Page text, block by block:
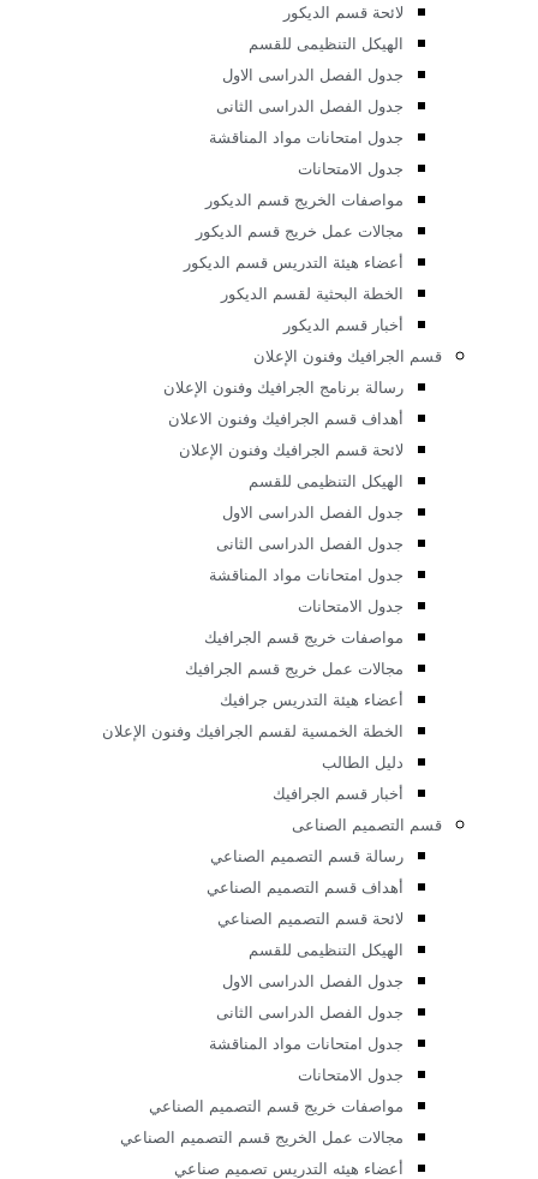
جدول امتحانات مواد المناقشة
جدول الامتحانات
أخبار الفرقة الاعدادى
الديكور والعمارة الداخلية
رسالة قسم الديكور
اهداف قسم الديكور
لائحة قسم الديكور
الهيكل التنظيمى للقسم
جدول الفصل الدراسى الاول
جدول الفصل الدراسى الثانى
جدول امتحانات مواد المناقشة
جدول الامتحانات
مواصفات الخريج قسم الديكور
مجالات عمل خريج قسم الديكور
أعضاء هيئة التدريس قسم الديكور
الخطة البحثية لقسم الديكور
أخبار قسم الديكور
الجرافيك وفنون الإعلان
رسالة برنامج الجرافيك وفنون الإعلان
أهداف قسم الجرافيك وفنون الاعلان
لائحة قسم الجرافيك وفنون الإعلان
الهيكل التنظيمى للقسم
جدول الفصل الدراسى الاول
جدول الفصل الدراسى الثانى
جدول امتحانات مواد المناقشة
جدول الامتحانات
مواصفات خريج قسم الجرافيك
مجالات عمل خريج قسم الجرافيك
أعضاء هيئة التدريس جرافيك
الخطة الخمسية لقسم الجرافيك وفنون الإعلان